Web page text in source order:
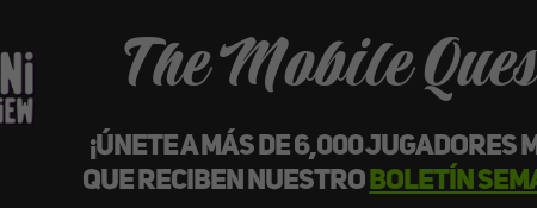
The Mobile
¡Únete a más de 6,000 jugadores
que reciben nuestroboletín